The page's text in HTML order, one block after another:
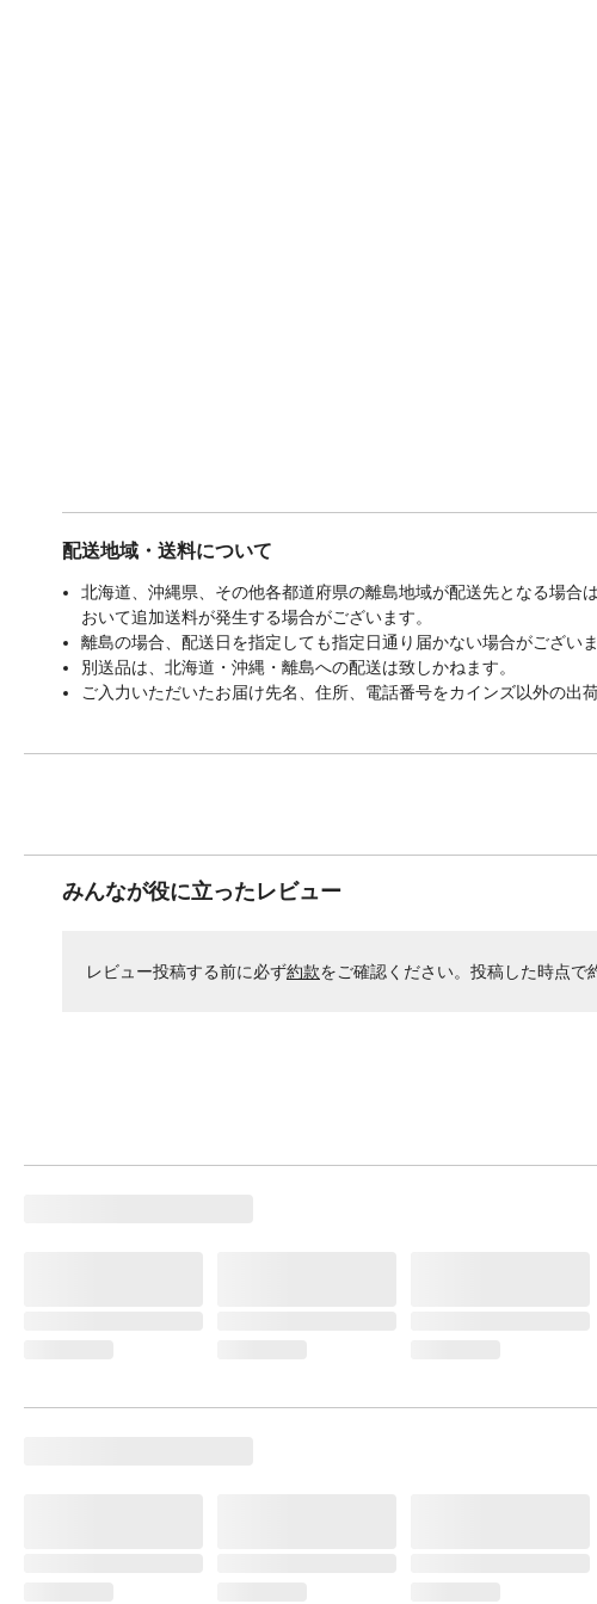
配送地域・送料について
北海道、沖縄県、その他各都道府県の離島地域が配送先となる場
おいて追加送料が発生する場合がございます。
離島の場合、配送日を指定しても指定日通り届かない場合がございま
別送品は、北海道・沖縄・離島への配送は致しかねます。
ご入力いただいたお届け先名、住所、電話番号をカインズ以外の出
みんなが役に立ったレビュー
レビュー投稿する前に必ず約款をご確認ください。投稿した時点で